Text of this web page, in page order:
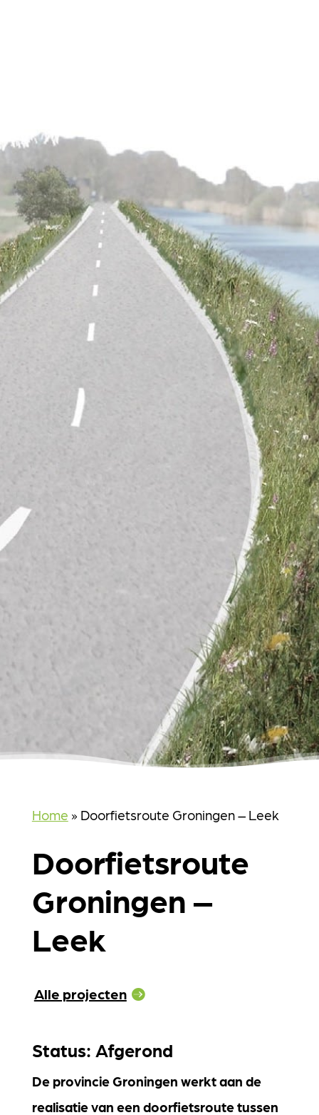
Home » Doorfietsroute Groningen – Leek
Doorfietsroute
Groningen –
Leek
Alle projecten
Status: Afgerond
De provincie Groningen werkt aan de
realisatie van een doorfietsroute tussen